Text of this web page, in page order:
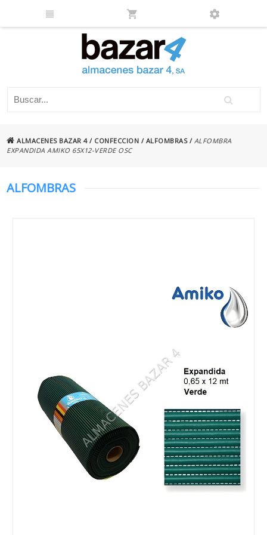
ALMACENES BAZAR 4/ CONFECCION / ALFOMBRAS/ ALFOMBRA
EXPANDIDA AMIKO 65X12-VERDE OSC
ALFOMBRAS